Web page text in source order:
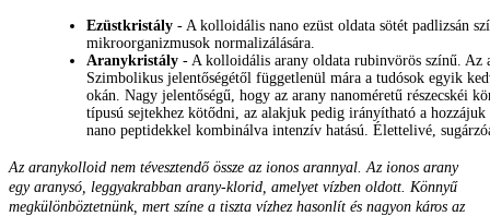
Ezüstkristály- A kolloidális nano ezüst oldata sötét padlizsán
mikroorganizmusok normalizálására.
Aranykristály- A kolloidális arany oldata rubinvörös színű. Az
Szimbolikus jelentőségétől függetlenül mára a tudósok egyik
okán. Nagy jelentőségű, hogy az arany nanoméretű részecskéi
típusú sejtekhez kötődni, az alakjuk pedig irányítható a
nano peptidekkel kombinálva intenzív hatású. Élettelivé,
Az aranykolloid nem tévesztendő össze az ionos arannyal. Az ionos arany
egy aranysó, leggyakrabban arany-klorid, amelyet vízben oldott. Könnyű
megkülönböztetnünk, mert színe a tiszta vízhez hasonlít és nagyon káros az